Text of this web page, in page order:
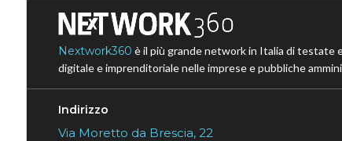
Nextwork360 è il più grande network in Italia di testate
digitale e imprenditoriale nelle imprese e pubbliche
Indirizzo
Via Moretto da Brescia, 22